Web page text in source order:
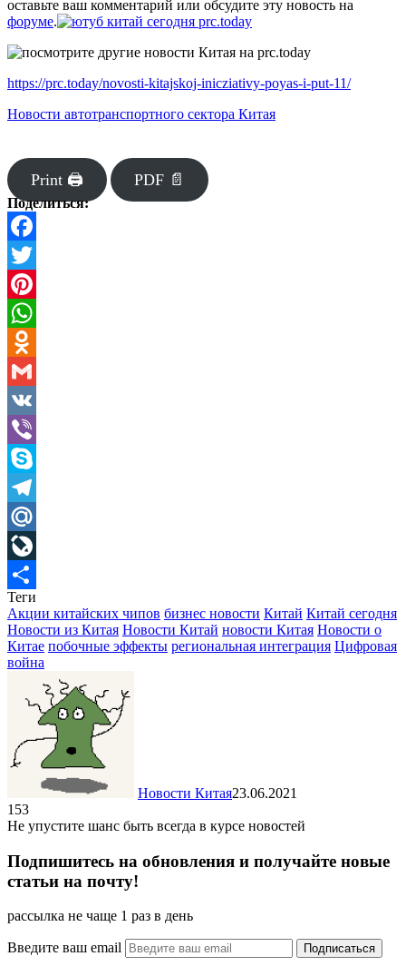
оставьте ваш комментарий или обсудите эту новость на
форуме.
https://prc.today/novosti-kitajskoj-inicziativy-poyas-i-put-11/
Новости автотранспортного сектора Китая
Print 🖨 PDF 📄
Поделиться:
Facebook
Twitter
Pinterest
WhatsApp
Odnoklassniki
Gmail
VK
Viber
Skype
Telegram
Mail.Ru
LiveJournal
Отправить
Теги
Акции китайских чипов бизнес новости Китай Китай сегодня
Новости из Китая Новости Китай новости Китая Новости о
Китае побочные эффекты региональная интеграция Цифровая
война
Новости Китая23.06.2021
153
Не упустите шанс быть всегда в курсе новостей
Подпишитесь на обновления и получайте новые
статьи на почту!
рассылка не чаще 1 раз в день
Введите ваш email